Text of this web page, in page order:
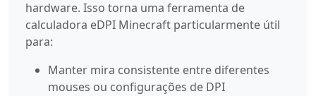
hardware. Isso torna uma ferramenta de
calculadora eDPI Minecraft particularmente útil
para:
Manter mira consistente entre diferentes
mouses ou configurações de DPI